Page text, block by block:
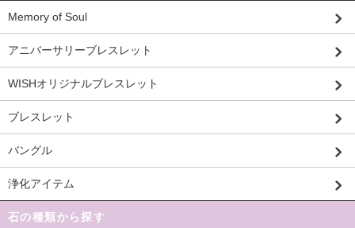
Memory of Soul
アニバーサリーブレスレット
WISHオリジナルブレスレット
ブレスレット
バングル
浄化アイテム
石の種類から探す